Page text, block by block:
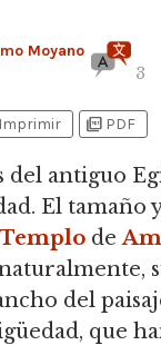
Moyano
3
Imprimir picture_as_pdf PDF
antiguo
El tamaño
Templo de
del
que